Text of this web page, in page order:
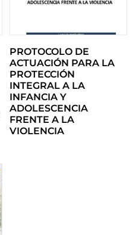
PROTOCOLO DE
ACTUACIÓN PARA LA
PROTECCIÓN
INTEGRAL A LA
INFANCIA Y
ADOLESCENCIA
FRENTE A LA
VIOLENCIA